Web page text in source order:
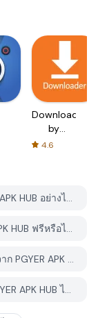
Downloader
by
AFTVnews
4.6
ฉันจะดาวน์โหลด 江西教育发布 จาก PGYER APK HUB อย่างไร?
การดาวน์โหลด 江西教育发布 จาก PGYER APK HUB ฟรีหรือไม่?
ฉันต้องมีบัญชีเพื่อดาวน์โหลด 江西教育发布 จาก PGYER APK HUB หรือไม่?
ฉันจะรายงานปัญหากับ 江西教育发布 บน PGYER APK HUB ได้อย่างไร?